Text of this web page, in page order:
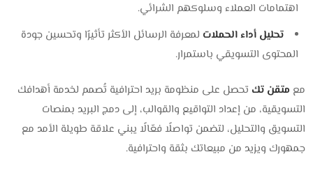
اهتمامات العملاء وسلوكهم الشرائي.
تحليل أداء الحملات لمعرفة الرسائل الأكثر تأثيرًا وتحسين جودة
المحتوى التسويقي باستمرار.
مع متقن تك تحصل على منظومة بريد احترافية تُصمم لخدمة أهدافك
التسويقية، من إعداد التواقيع والقوالب، إلى دمج البريد بمنصات
التسويق والتحليل، لتضمن تواصلًا فعّالًا يبني علاقة طويلة الأمد مع
جمهورك ويزيد من مبيعاتك بثقة واحترافية.